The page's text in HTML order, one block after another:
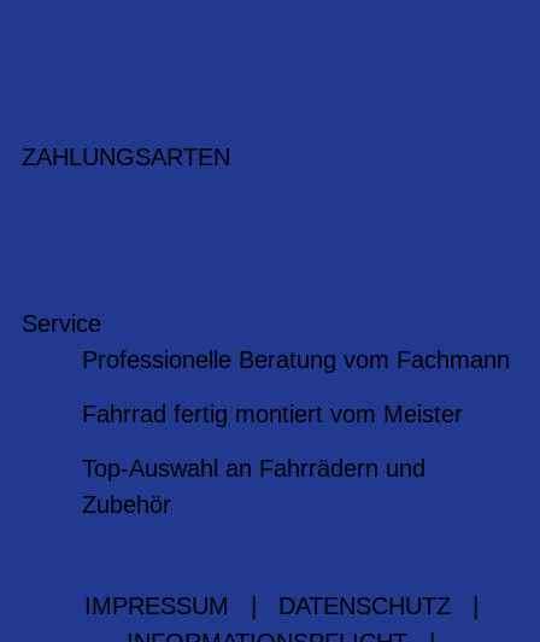
ZAHLUNGSARTEN
Service
Professionelle Beratung vom Fachmann
Fahrrad fertig montiert vom Meister
Top-Auswahl an Fahrrädern und
Zubehör
IMPRESSUM DATENSCHUTZ